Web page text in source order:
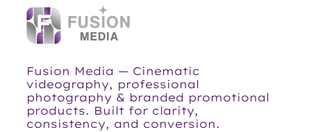
Fusion Media — Cinematic
videography, professional
photography & branded promotional
products. Built for clarity,
consistency, and conversion.